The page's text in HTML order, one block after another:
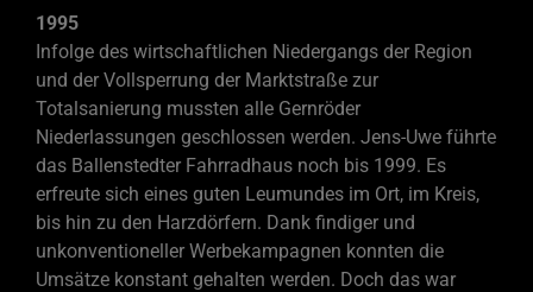
1995
Infolge des wirtschaftlichen Niedergangs der Region
und der Vollsperrung der Marktstraße zur
Totalsanierung mussten alle Gernröder
Niederlassungen geschlossen werden. Jens-Uwe führte
das Ballenstedter Fahrradhaus noch bis 1999. Es
erfreute sich eines guten Leumundes im Ort, im Kreis,
bis hin zu den Harzdörfern. Dank findiger und
unkonventioneller Werbekampagnen konnten die
Umsätze konstant gehalten werden. Doch das war